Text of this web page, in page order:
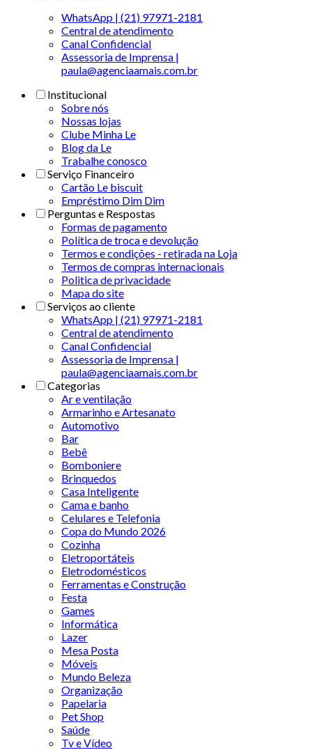
WhatsApp | (21) 97971-2181
Central de atendimento
Canal Confidencial
Assessoria de Imprensa |
paula@agenciaamais.com.br
Institucional
Sobre nós
Nossas lojas
Clube Minha Le
Blog da Le
Trabalhe conosco
Serviço Financeiro
Cartão Le biscuit
Empréstimo Dim Dim
Perguntas e Respostas
Formas de pagamento
Política de troca e devolução
Termos e condições - retirada na Loja
Termos de compras internacionais
Politica de privacidade
Mapa do site
Serviços ao cliente
WhatsApp | (21) 97971-2181
Central de atendimento
Canal Confidencial
Assessoria de Imprensa |
paula@agenciaamais.com.br
Categorias
Ar e ventilação
Armarinho e Artesanato
Automotivo
Bar
Bebê
Bomboniere
Brinquedos
Casa Inteligente
Cama e banho
Celulares e Telefonia
Copa do Mundo 2026
Cozinha
Eletroportáteis
Eletrodomésticos
Ferramentas e Construção
Festa
Games
Informática
Lazer
Mesa Posta
Móveis
Mundo Beleza
Organização
Papelaria
Pet Shop
Saúde
Tv e Vídeo